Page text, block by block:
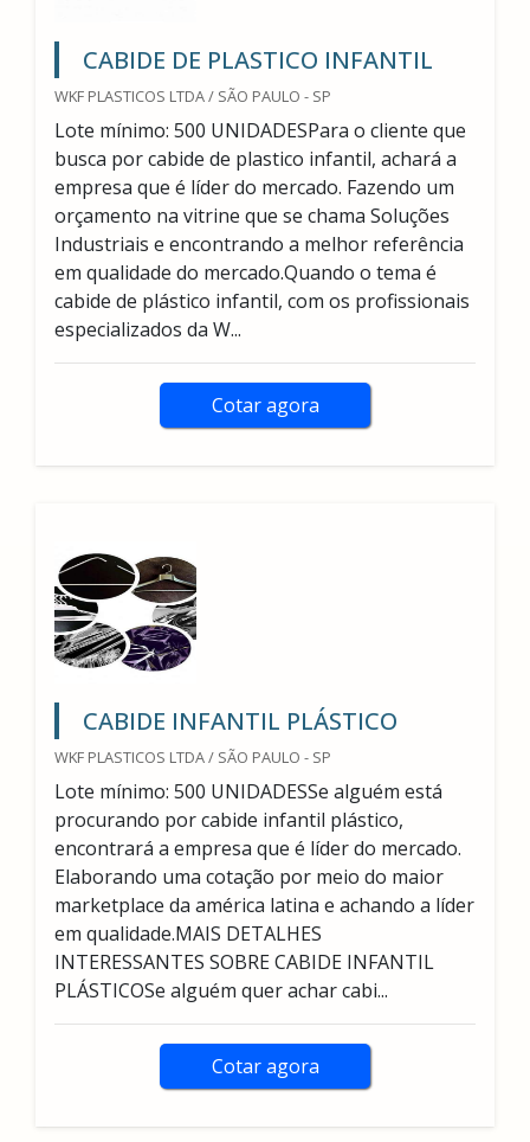
CABIDE DE PLASTICO INFANTIL
WKF PLASTICOS LTDA / SÃO PAULO - SP
Lote mínimo: 500 UNIDADESPara o cliente que
busca por cabide de plastico infantil, achará a
empresa que é líder do mercado. Fazendo um
orçamento na vitrine que se chama Soluções
Industriais e encontrando a melhor referência
em qualidade do mercado.Quando o tema é
cabide de plástico infantil, com os profissionais
especializados da W...
Cotar agora
CABIDE INFANTIL PLÁSTICO
WKF PLASTICOS LTDA / SÃO PAULO - SP
Lote mínimo: 500 UNIDADESSe alguém está
procurando por cabide infantil plástico,
encontrará a empresa que é líder do mercado.
Elaborando uma cotação por meio do maior
marketplace da américa latina e achando a líder
em qualidade.MAIS DETALHES
INTERESSANTES SOBRE CABIDE INFANTIL
PLÁSTICOSe alguém quer achar cabi...
Cotar agora